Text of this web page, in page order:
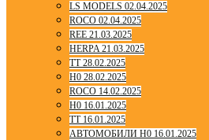
LS MODELS 02.04.2025
ROCO 02.04.2025
REE 21.03.2025
HERPA 21.03.2025
TT 28.02.2025
H0 28.02.2025
ROCO 14.02.2025
H0 16.01.2025
TT 16.01.2025
АВТОМОБИЛИ H0 16.01.2025